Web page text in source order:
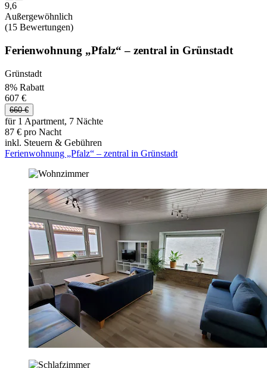
9,6
Außergewöhnlich
(15 Bewertungen)
Ferienwohnung „Pfalz“ – zentral in Grünstadt
Grünstadt
8% Rabatt
607 €
660 €
für 1 Apartment, 7 Nächte
87 € pro Nacht
inkl. Steuern & Gebühren
Ferienwohnung „Pfalz“ – zentral in Grünstadt